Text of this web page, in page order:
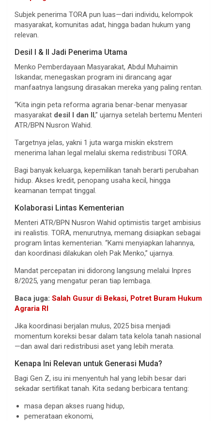
Subjek penerima TORA pun luas—dari individu, kelompok
masyarakat, komunitas adat, hingga badan hukum yang
relevan.
Desil I & II Jadi Penerima Utama
Menko Pemberdayaan Masyarakat, Abdul Muhaimin
Iskandar, menegaskan program ini dirancang agar
manfaatnya langsung dirasakan mereka yang paling rentan.
“Kita ingin peta reforma agraria benar-benar menyasar
masyarakat desil I dan II,” ujarnya setelah bertemu Menteri
ATR/BPN Nusron Wahid.
Targetnya jelas, yakni 1 juta warga miskin ekstrem
menerima lahan legal melalui skema redistribusi TORA.
Bagi banyak keluarga, kepemilikan tanah berarti perubahan
hidup. Akses kredit, penopang usaha kecil, hingga
keamanan tempat tinggal.
Kolaborasi Lintas Kementerian
Menteri ATR/BPN Nusron Wahid optimistis target ambisius
ini realistis. TORA, menurutnya, memang disiapkan sebagai
program lintas kementerian. “Kami menyiapkan lahannya,
dan koordinasi dilakukan oleh Pak Menko,” ujarnya.
Mandat percepatan ini didorong langsung melalui Inpres
8/2025, yang mengatur peran tiap lembaga.
Baca juga: Salah Gusur di Bekasi, Potret Buram Hukum
Agraria RI
Jika koordinasi berjalan mulus, 2025 bisa menjadi
momentum koreksi besar dalam tata kelola tanah nasional
—dan awal dari redistribusi aset yang lebih merata.
Kenapa Ini Relevan untuk Generasi Muda?
Bagi Gen Z, isu ini menyentuh hal yang lebih besar dari
sekadar sertifikat tanah. Kita sedang berbicara tentang:
masa depan akses ruang hidup,
pemerataan ekonomi,